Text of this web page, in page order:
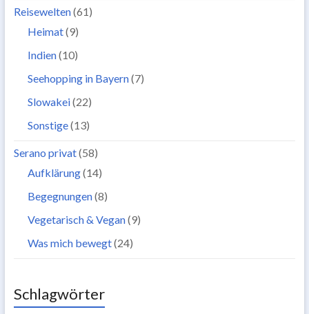
Reisewelten(61)
Heimat(9)
Indien(10)
Seehopping in Bayern(7)
Slowakei(22)
Sonstige(13)
Serano privat(58)
Aufklärung(14)
Begegnungen(8)
Vegetarisch & Vegan(9)
Was mich bewegt(24)
Schlagwörter